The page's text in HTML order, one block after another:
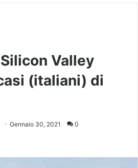
Valley
(italiani) di
Gennaio 30, 2021 0